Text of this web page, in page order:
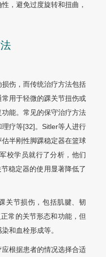
，避免过度旋转和扭曲，
伤，而传统治疗方法包括
用于轻微的踝关节扭伤或
能。常见的保守治疗方法
疗等[32]。Sitler等人进行
半刚性脚踝稳定器在篮球
校学员就行了分析，他们
稳定器的使用显著降低了
关节损伤，包括肌腱、韧
常的关节形态和功能，但
和血栓形成等。
根据患者的情况选择合适